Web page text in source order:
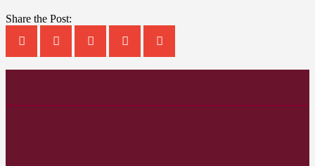
Share the Post: